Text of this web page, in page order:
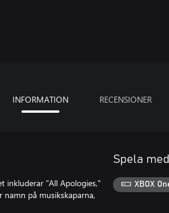
INFORMATION RECENSIONER
inkluderar "All Apologies,"
namn på musikskaparna,
Spela med
XBOX